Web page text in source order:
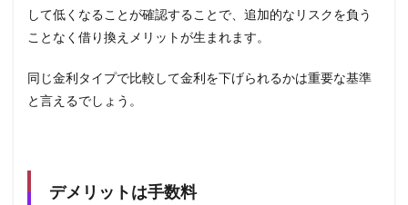
して低くなることが確認することで、追加的なリスクを負う
ことなく借り換えメリットが生まれます。
同じ金利タイプで比較して金利を下げられるかは重要な基準
と言えるでしょう。
デメリットは手数料